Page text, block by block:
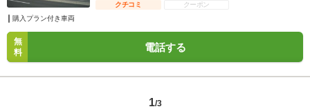
クチコミ
クーポン
購入プラン付き車両
無
料
電話する
1/3